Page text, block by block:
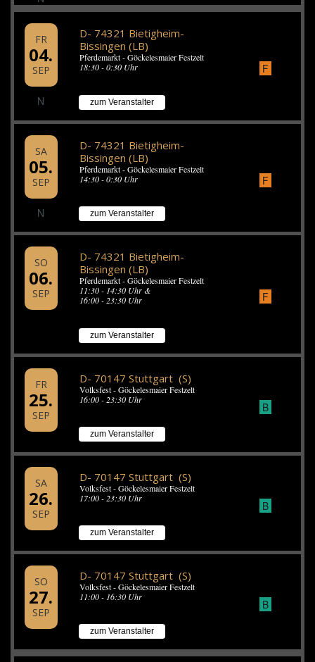
FR
04.
SEP
N
D- 74321 Bietigheim-
Bissingen (LB)
Pferdemarkt - Göckelesmaier Festzelt
18:30 - 0:30 Uhr
zum Veranstalter
F
SA
05.
SEP
N
D- 74321 Bietigheim-
Bissingen (LB)
Pferdemarkt - Göckelesmaier Festzelt
14:30 - 0:30 Uhr
zum Veranstalter
F
SO
06.
SEP
D- 74321 Bietigheim-
Bissingen (LB)
Pferdemarkt - Göckelesmaier Festzelt
11:30 - 14:30 Uhr &
16:00 - 23:30 Uhr
zum Veranstalter
F
FR
25.
SEP
D- 70147 Stuttgart (S)
Volksfest - Göckelesmaier Festzelt
16:00 - 23:30 Uhr
zum Veranstalter
B
SA
26.
SEP
D- 70147 Stuttgart (S)
Volksfest - Göckelesmaier Festzelt
17:00 - 23:30 Uhr
zum Veranstalter
B
SO
27.
SEP
D- 70147 Stuttgart (S)
Volksfest - Göckelesmaier Festzelt
11:00 - 16:30 Uhr
zum Veranstalter
B